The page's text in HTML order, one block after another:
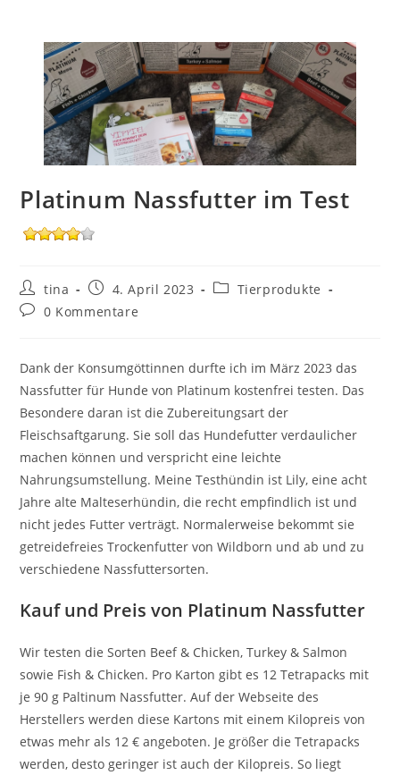
Platinum Nassfutter im Test
Beitrags-
Autor:
tina
Beitrag
veröffentlicht:
4. April 2023
Beitrags-
Tierprodukte
Beitrags-
0 Kommentare
Dank der Konsumgöttinnen durfte ich im März 2023 das
Nassfutter für Hunde von Platinum kostenfrei testen. Das
Besondere daran ist die Zubereitungsart der
Fleischsaftgarung. Sie soll das Hundefutter verdaulicher
machen können und verspricht eine leichte
Nahrungsumstellung. Meine Testhündin ist Lily, eine acht
Jahre alte Malteserhündin, die recht empfindlich ist und
nicht jedes Futter verträgt. Normalerweise bekommt sie
getreidefreies Trockenfutter von Wildborn und ab und zu
verschiedene Nassfuttersorten.
Kauf und Preis von Platinum Nassfutter
Wir testen die Sorten Beef & Chicken, Turkey & Salmon
sowie Fish & Chicken. Pro Karton gibt es 12 Tetrapacks mit
je 90 g Paltinum Nassfutter. Auf der Webseite des
Herstellers werden diese Kartons mit einem Kilopreis von
etwas mehr als 12 € angeboten. Je größer die Tetrapacks
werden, desto geringer ist auch der Kilopreis. So liegt